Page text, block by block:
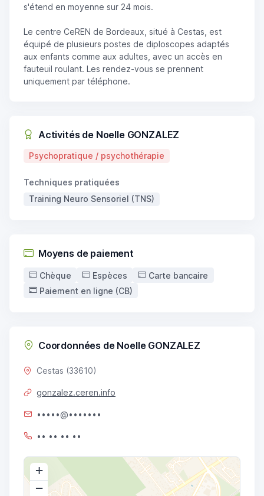
s'étend en moyenne sur 24 mois.
Le centre CeREN de Bordeaux, situé à Cestas, est
équipé de plusieurs postes de diploscopes adaptés
aux enfants comme aux adultes, avec un accès en
fauteuil roulant. Les rendez-vous se prennent
uniquement par téléphone.
Activités de Noelle GONZALEZ
Psychopratique / psychothérapie
Techniques pratiquées
Training Neuro Sensoriel (TNS)
Moyens de paiement
Chèque Espèces
Carte bancaire
Paiement en ligne (CB)
Coordonnées de Noelle GONZALEZ
Cestas (33610)
gonzalez.ceren.info
•••••@•••••••
•• •• •• ••
+
−